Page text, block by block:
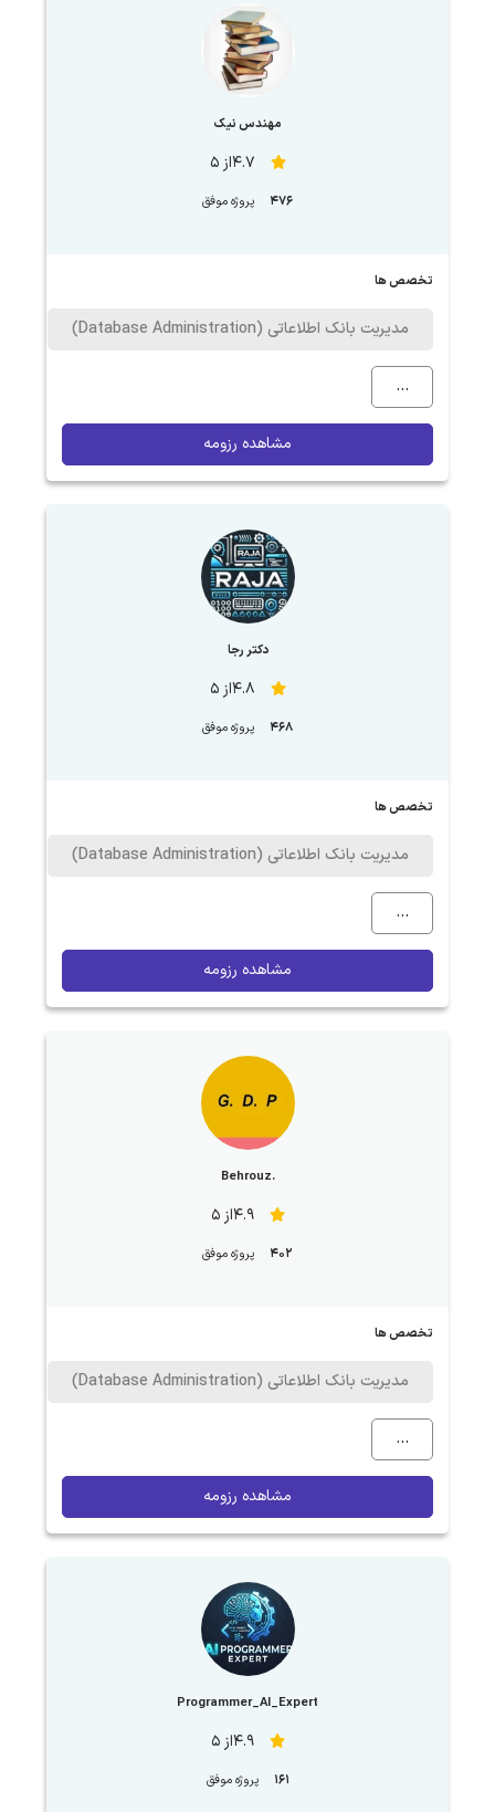
مهندس نیک
4.7از 5
476 پروژه موفق
تخصص ها
مدیریت بانک اطلاعاتی (Database Administration)
...
مشاهده رزومه
دکتر رجا
4.8از 5
468 پروژه موفق
تخصص ها
مدیریت بانک اطلاعاتی (Database Administration)
...
مشاهده رزومه
.Behrouz
4.9از 5
402 پروژه موفق
تخصص ها
مدیریت بانک اطلاعاتی (Database Administration)
...
مشاهده رزومه
Programmer_AI_Expert
4.9از 5
161 پروژه موفق